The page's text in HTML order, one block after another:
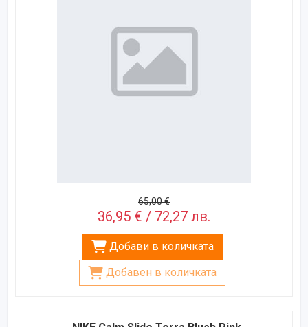
65,00 €
36,95 € / 72,27 лв.
Добави в количката
Добавен в количката